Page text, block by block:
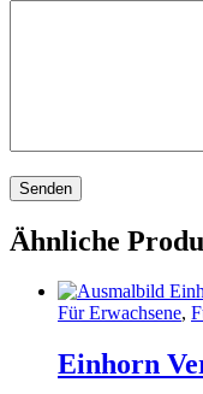
Ähnliche
Für Erwachsene,
Einhorn